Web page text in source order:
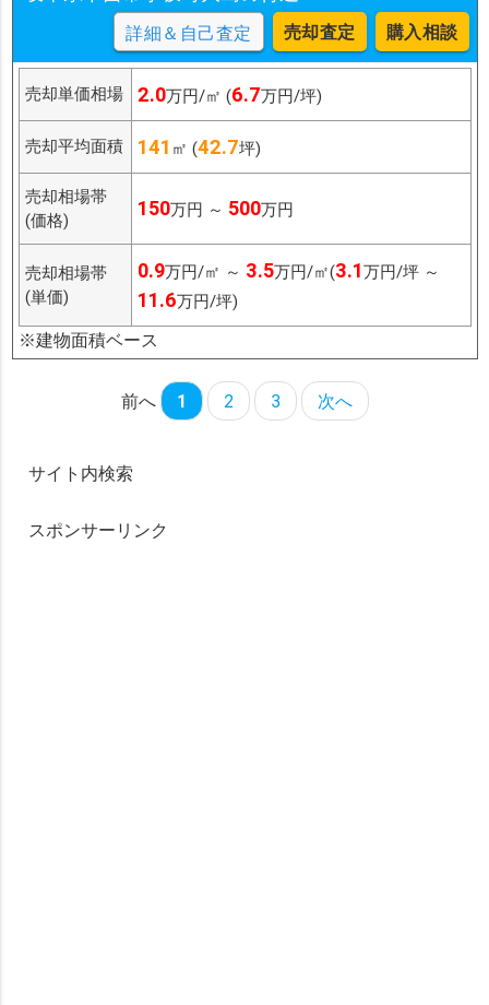
詳細＆自己査定 売却査定 購入相談
売却単価相場 2.0万円/㎡ (6.7万円/坪)
売却平均面積 141 ㎡ (42.7坪)
売却相場帯
(価格)
150万円 ～ 500万円
売却相場帯
(単価)
0.9万円/㎡ ～ 3.5万円/㎡(3.1万円/坪 ～
11.6万円/坪)
※建物面積ベース
前へ 1 2 3 次へ
サイト内検索
スポンサーリンク